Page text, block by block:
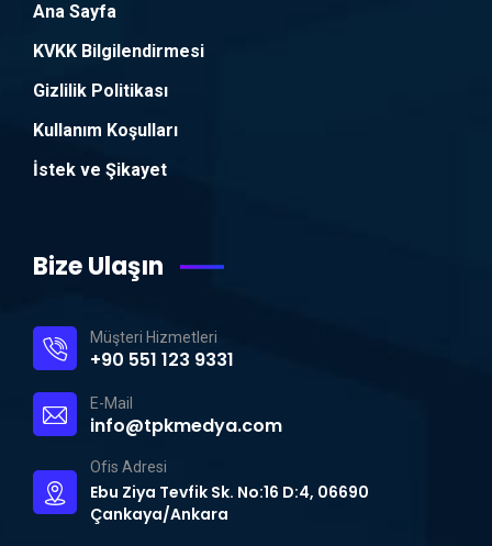
Ana Sayfa
KVKK Bilgilendirmesi
Gizlilik Politikası
Kullanım Koşulları
İstek ve Şikayet
Bize Ulaşın
Müşteri Hizmetleri
+90 551 123 9331
E-Mail
info@tpkmedya.com
Ofis Adresi
Ebu Ziya Tevfik Sk. No:16 D:4, 06690
Çankaya/Ankara